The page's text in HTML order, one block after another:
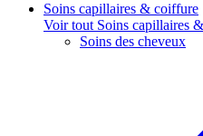
Soins capillaires & coiffure
Voir tout Soins capillaires
Soins des cheveux